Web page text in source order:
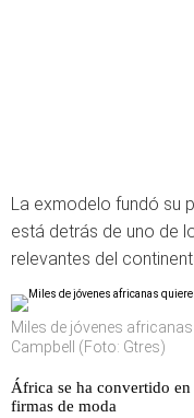
La exmodelo fundó su
está detrás de uno de
relevantes del
Miles de jóvenes
Campbell (Foto: Gtres)
África se ha convertido en
firmas de moda